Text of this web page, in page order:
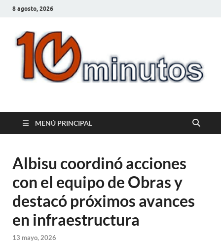
8 agosto, 2026
10minutos.com.uy
MENÚ PRINCIPAL
Albisu coordinó acciones
con el equipo de Obras y
destacó próximos avances
en infraestructura
13 mayo, 2026